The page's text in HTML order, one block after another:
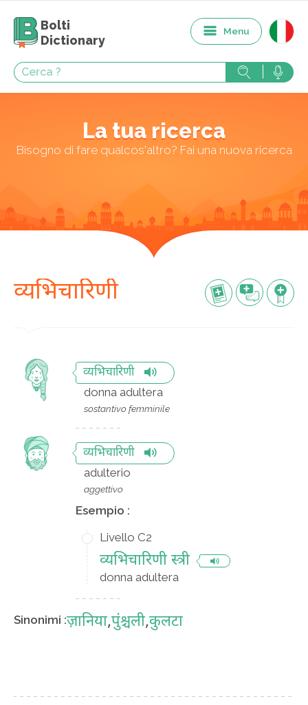
Bolti
Dictionary
Menu
La tua ricerca
Bisogno di fare qualcos'altro? Fai una nuova ricerca
व्यभिचारिणी
व्यभिचारिणी
donna adultera
sostantivo femminile
व्यभिचारिणी
adulterio
aggettivo
Esempio :
Livello C2
व्यभिचारिणी स्त्री
donna adultera
Sinonimi :ज़ानिया,पुंश्चली,कुलटा